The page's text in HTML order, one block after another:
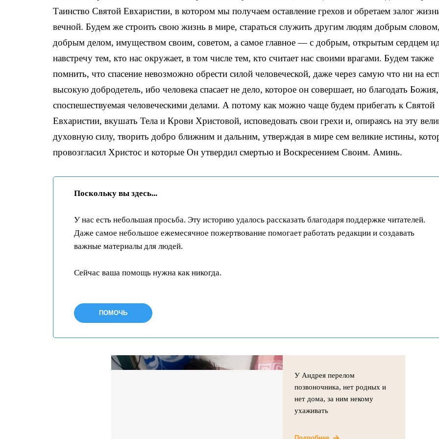
Таинство Святой Евхаристии, в котором мы получаем оставление грехов и обретаем залог
вечной. Будем же строить свою жизнь в мире, стараться служить другим людям добрым словом,
добрым делом, имуществом своим, советом, а самое главное — с добрым, открытым сердцем
навстречу тем, кто нас окружает, в том числе тем, кто считает нас своими врагами. Будем также
помнить, что спасение невозможно обрести силой человеческой, даже через самую что ни на
высокую добродетель, ибо человека спасает не дело, которое он совершает, но благодать Божия,
споспешествуемая человеческими делами. А потому как можно чаще будем прибегать к Святой
Евхаристии, вкушать Тела и Крови Христовой, исповедовать свои грехи и, опираясь на эту
духовную силу, творить добро ближним и дальним, утверждая в мире сем великие истины,
провозгласил Христос и которые Он утвердил смертью и Воскресением Своим. Аминь.
Поскольку вы здесь...
У нас есть небольшая просьба. Эту историю удалось рассказать благодаря поддержке читателей.
Даже самое небольшое ежемесячное пожертвование помогает работать редакции и создавать
важные материалы для людей.
Сейчас ваша помощь нужна как никогда.
ПОМОЧЬ
У Андрея перелом
позвоночника, нет родных и
нет дома, за ним некому
ухаживать